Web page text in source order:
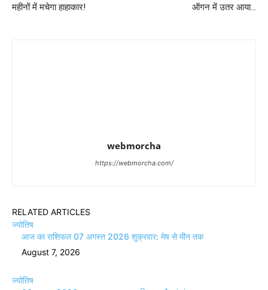
महीनों में मचेगा हाहाकार!
ऑगन में उतर आया…
webmorcha
https://webmorcha.com/
RELATED ARTICLES
ज्योतिष
आज का राशिफल 07 अगस्त 2026 शुक्रवार: मेष से मीन तक
August 7, 2026
ज्योतिष